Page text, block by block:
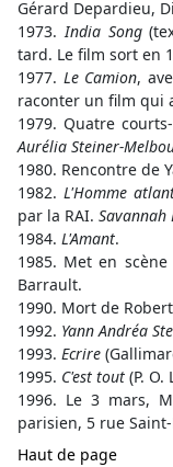
Gérard Depardieu,
1973. India Song
tard. Le film sort en
1977. Le Camion,
raconter un film qui
1979. Quatre
Aurélia Steiner-
1980. Rencontre de
1982.L'Homme
par la RAI. Savannah
1984. L'Amant.
1985. Met en scène
Barrault.
1990. Mort de
1992. Yann Andréa
1993. Ecrire
1995. C'est tout (P. O.
1996. Le 3 mars,
parisien, 5 rue
Haut de page